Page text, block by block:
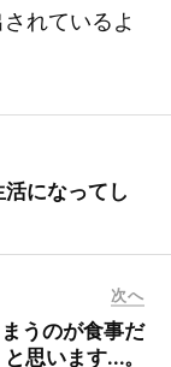
れているよ
活になってし
次へ
うのが食事だ
と思います…。